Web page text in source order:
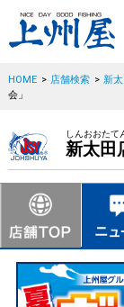
HOME > 店舗検索 > 新
会」
しんおおたて
新太田